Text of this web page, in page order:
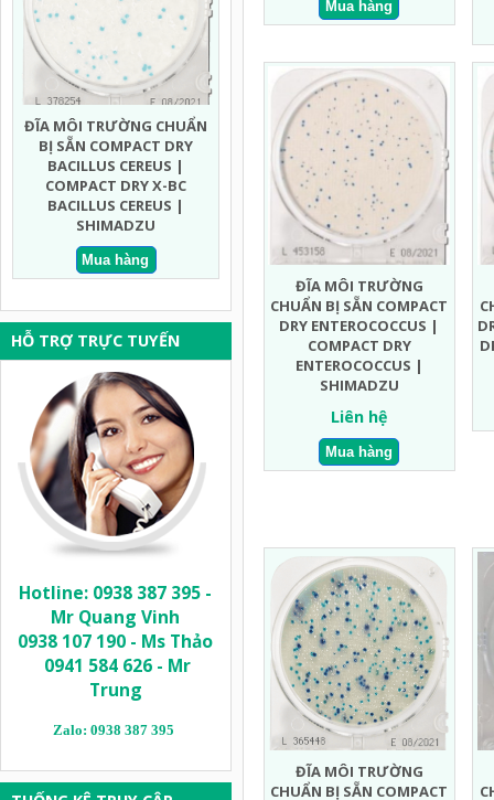
ĐĨA MÔI TRƯỜNG CHUẨN
BỊ SẴN COMPACT DRY MEN
MỐC NHANH | COMPACT
DRY YMR YEAST AND MOLD
RAPID | SHIMADZU
ĐĨA MÔI TRƯỜNG CHUẨN
BỊ SẴN COMPACT DRY EC
ECOLI COLIFORM |
COMPACT DRY EC ECOLI
COLIFORM | SHIMADZU
ĐĨA
BỊ
TỔNG
HỖ TRỢ TRỰC TUYẾN
Hotline: 0938 387 395 -
Mr Quang Vinh
0938 107 190 - Ms Thảo
0941 584 626 - Mr
Trung
Zalo: 0938 387 395
ĐĨA MÔI TRƯỜNG
CHUẨN BỊ SẴN COMPACT
DRY ENTEROCOCCUS |
COMPACT DRY
ENTEROCOCCUS |
SHIMADZU
Liên hệ
ĐĨA MÔI TRƯỜNG
CHUẨN BỊ SẴN COMPACT